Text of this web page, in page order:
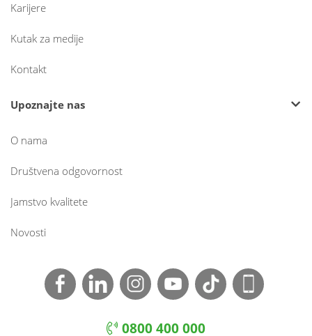
Karijere
Kutak za medije
Kontakt
Upoznajte nas
O nama
Društvena odgovornost
Jamstvo kvalitete
Novosti
0800 400 000